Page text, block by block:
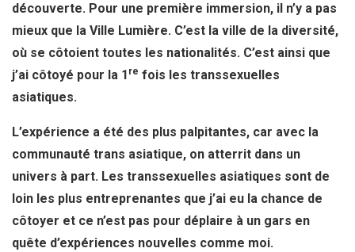
découverte. Pour une première immersion, il n’y a pas
mieux que la Ville Lumière. C’est la ville de la diversité,
où se côtoient toutes les nationalités. C’est ainsi que
j’ai côtoyé pour la 1 re fois les transsexuelles
asiatiques.
L’expérience a été des plus palpitantes, car avec la
communauté trans asiatique, on atterrit dans un
univers à part. Les transsexuelles asiatiques sont de
loin les plus entreprenantes que j’ai eu la chance de
côtoyer et ce n’est pas pour déplaire à un gars en
quête d’expériences nouvelles comme moi.